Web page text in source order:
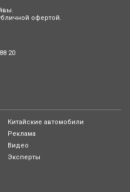
офертой.
20
Китайские автомобили
Реклама
Видео
Эксперты